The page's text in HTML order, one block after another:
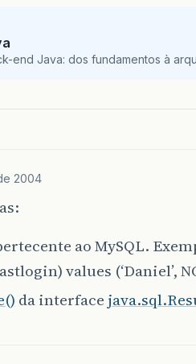
end Java: dos fundamentos à
2004
ao MySQL.
values (‘Daniel’,
da interface